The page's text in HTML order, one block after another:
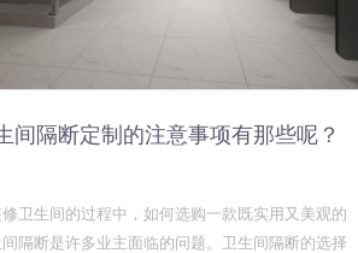
间隔断定制的注意事项有那些呢？
卫生间的过程中，如何选购一款既实用又美观的
间隔断是许多业主面临的问题。卫生间隔断的选择